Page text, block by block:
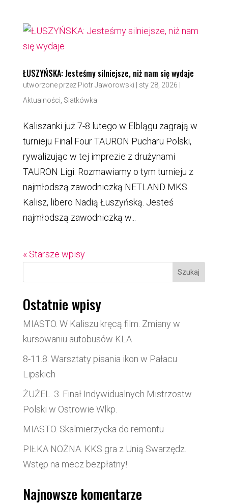
ŁUSZYŃSKA: Jesteśmy silniejsze, niż nam się wydaje
utworzone przez Piotr Jaworowski | sty 28, 2026 |
Aktualności Siatkówka
Kaliszanki już 7-8 lutego w Elblągu zagrają w
turnieju Final Four TAURON Pucharu Polski,
rywalizując w tej imprezie z drużynami
TAURON Ligi. Rozmawiamy o tym turnieju z
najmłodszą zawodniczką NETLAND MKS
Kalisz, libero Nadią Łuszyńską. Jesteś
najmłodszą zawodniczką w...
« Starsze wpisy
Szukaj
Ostatnie wpisy
MIASTO. W Kaliszu kręcą film. Zmiany w
kursowaniu autobusów KLA
8-11.8. Warsztaty pisania ikon w Pałacu
Lipskich
ŻUŻEL. 3. Finał Indywidualnych Mistrzostw
Polski w Ostrowie Wlkp.
MIASTO. Skalmierzycka do remontu
PIŁKA NOŻNA. KKS gra z Unią Swarzędz.
Wstęp na mecz bezpłatny!
Najnowsze komentarze